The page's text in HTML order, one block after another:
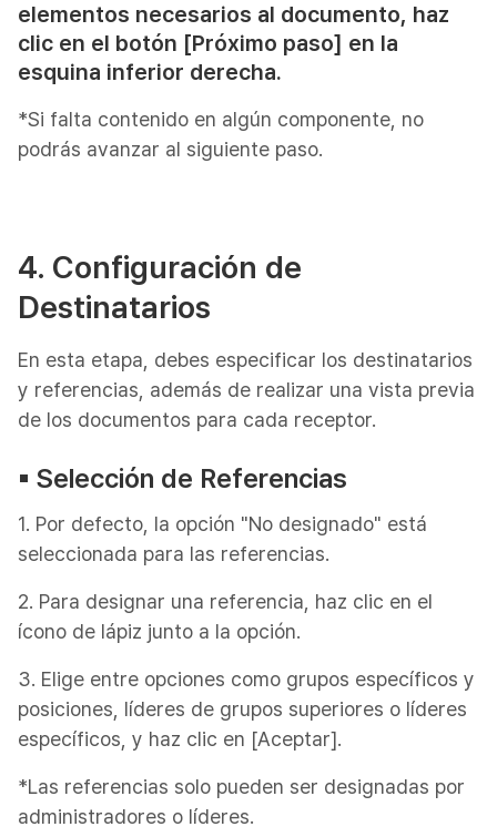
elementos necesarios al documento, haz
clic en el botón [Próximo paso] en la
esquina inferior derecha.
*Si falta contenido en algún componente, no
podrás avanzar al siguiente paso.
4. Configuración de
Destinatarios
En esta etapa, debes especificar los destinatarios
y referencias, además de realizar una vista previa
de los documentos para cada receptor.
▪︎ Selección de Referencias
1. Por defecto, la opción "No designado" está
seleccionada para las referencias.
2. Para designar una referencia, haz clic en el
ícono de lápiz junto a la opción.
3. Elige entre opciones como grupos específicos y
posiciones, líderes de grupos superiores o líderes
específicos, y haz clic en [Aceptar].
*Las referencias solo pueden ser designadas por
administradores o líderes.